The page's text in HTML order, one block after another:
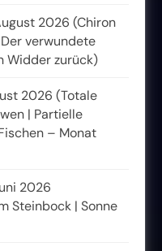
2026 (Chiron
verwundete
Widder zurück)
2026 (Totale
| Partielle
– Monat
2026
Steinbock | Sonne